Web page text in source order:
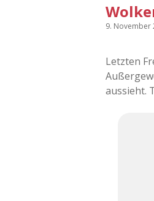
9. November
Letzten
aussieht.